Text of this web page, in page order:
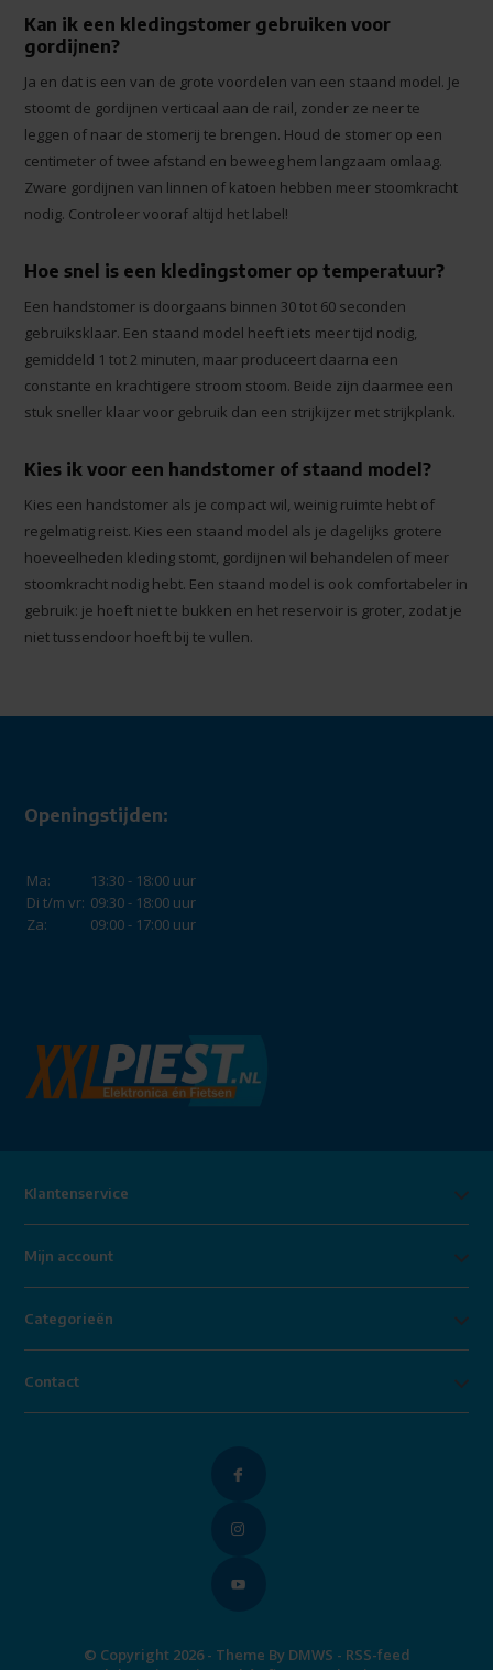
Kan ik een kledingstomer gebruiken voor
gordijnen?
Ja en dat is een van de grote voordelen van een staand model. Je
stoomt de gordijnen verticaal aan de rail, zonder ze neer te
leggen of naar de stomerij te brengen. Houd de stomer op een
centimeter of twee afstand en beweeg hem langzaam omlaag.
Zware gordijnen van linnen of katoen hebben meer stoomkracht
nodig. Controleer vooraf altijd het label!
Hoe snel is een kledingstomer op temperatuur?
Een handstomer is doorgaans binnen 30 tot 60 seconden
gebruiksklaar. Een staand model heeft iets meer tijd nodig,
gemiddeld 1 tot 2 minuten, maar produceert daarna een
constante en krachtigere stroom stoom. Beide zijn daarmee een
stuk sneller klaar voor gebruik dan een strijkijzer met strijkplank.
Kies ik voor een handstomer of staand model?
Kies een handstomer als je compact wil, weinig ruimte hebt of
regelmatig reist. Kies een staand model als je dagelijks grotere
hoeveelheden kleding stomt, gordijnen wil behandelen of meer
stoomkracht nodig hebt. Een staand model is ook comfortabeler in
gebruik: je hoeft niet te bukken en het reservoir is groter, zodat je
niet tussendoor hoeft bij te vullen.
Openingstijden:
Ma:
13:30 - 18:00 uur
Di t/m vr: 09:30 - 18:00 uur
Za:
09:00 - 17:00 uur
Klantenservice
Mijn account
Categorieën
Contact
© Copyright 2026 - Theme By DMWS - RSS-feed